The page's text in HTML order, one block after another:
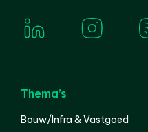
Thema’s
Bouw/Infra & Vastgoed